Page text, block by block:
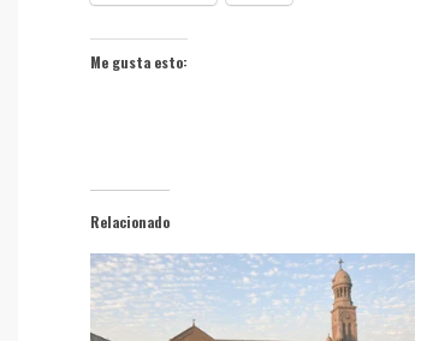
Me gusta esto:
Relacionado